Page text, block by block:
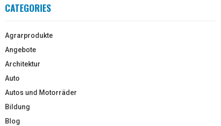
CATEGORIES
Agrarprodukte
Angebote
Architektur
Auto
Autos und Motorräder
Bildung
Blog